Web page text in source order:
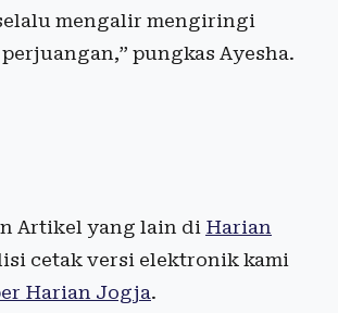
mengalir mengiringi
pungkas Ayesha.
Artikel yang lain di Harian
cetak versi elektronik kami
Harian Jogja.